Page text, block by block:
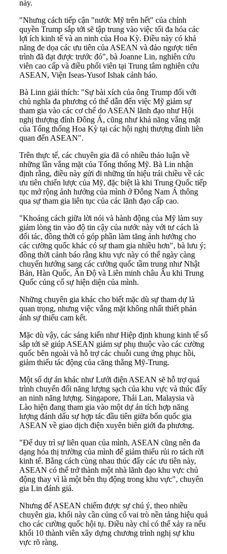
này.
"Nhưng cách tiếp cận "nước Mỹ trên hết" của chính
quyền Trump sắp tới sẽ tập trung vào việc tối đa hóa các
lợi ích kinh tế và an ninh của Hoa Kỳ. Điều này có khả
năng đe dọa các ưu tiên của ASEAN và đảo ngược tiến
trình đã đạt được trước đó", bà Joanne Lin, nghiên cứu
viên cao cấp và điều phối viên tại Trung tâm nghiên cứu
ASEAN, Viện Iseas-Yusof Ishak cảnh báo.
Bà Linn giải thích: "Sự bài xích của ông Trump đối với
chủ nghĩa đa phương có thể dẫn đến việc Mỹ giảm sự
tham gia vào các cơ chế do ASEAN lãnh đạo như Hội
nghị thượng đỉnh Đông Á, cũng như khả năng vắng mặt
của Tổng thống Hoa Kỳ tại các hội nghị thượng đỉnh liên
quan đến ASEAN".
Trên thực tế, các chuyên gia đã có nhiều thảo luận về
những lần vắng mặt của Tổng thống Mỹ. Bà Lin nhận
định rằng, điều này gửi đi những tín hiệu trái chiều về các
ưu tiên chiến lược của Mỹ, đặc biệt là khi Trung Quốc tiếp
tục mở rộng ảnh hưởng của mình ở Đông Nam Á thông
qua sự tham gia liên tục của các lãnh đạo cấp cao.
"Khoảng cách giữa lời nói và hành động của Mỹ làm suy
giảm lòng tin vào độ tin cậy của nước này với tư cách là
đối tác, đồng thời có góp phần làm tăng ảnh hưởng cho
các cường quốc khác có sự tham gia nhiều hơn", bà lưu ý;
đồng thời cảnh báo rằng khu vực này có thể ngày càng
chuyển hướng sang các cường quốc tầm trung như Nhật
Bản, Hàn Quốc, Ấn Độ và Liên minh châu Âu khi Trung
Quốc củng cố sự hiện diện của mình.
Những chuyên gia khác cho biết mặc dù sự tham dự là
quan trọng, nhưng việc vắng mặt không nhất thiết phản
ánh sự thiếu cam kết.
Mặc dù vậy, các sáng kiến ​​như Hiệp định khung kinh tế số
sắp tới sẽ giúp ASEAN giảm sự phụ thuộc vào các cường
quốc bên ngoài và hỗ trợ các chuỗi cung ứng phục hồi,
giảm thiểu tác động của căng thẳng Mỹ-Trung.
Một số dự án khác như Lưới điện ASEAN sẽ hỗ trợ quá
trình chuyển đổi năng lượng sạch của khu vực và thúc đẩy
an ninh năng lượng. Singapore, Thái Lan, Malaysia và
Lào hiện đang tham gia vào một dự án tích hợp năng
lượng đánh dấu sự hợp tác đầu tiên giữa bốn quốc gia
ASEAN về giao dịch điện xuyên biên giới đa phương.
"Để duy trì sự liên quan của mình, ASEAN cũng nên đa
dạng hóa thị trường của mình để giảm thiểu rủi ro tách rời
kinh tế. Bằng cách cùng nhau thúc đẩy các ưu tiên này,
ASEAN có thể trở thành một nhà lãnh đạo khu vực chủ
động thay vì là một bên thụ động trong khu vực", chuyên
gia Lin đánh giá.
Nhưng để ASEAN chiếm được sự chú ý, theo nhiều
chuyên gia, khối này cần củng cố vai trò nền tảng hiệu quả
cho các cường quốc hội tụ. Điều này chỉ có thể xảy ra nếu
khối 10 thành viên xây dựng chương trình nghị sự khu
vực rõ ràng.